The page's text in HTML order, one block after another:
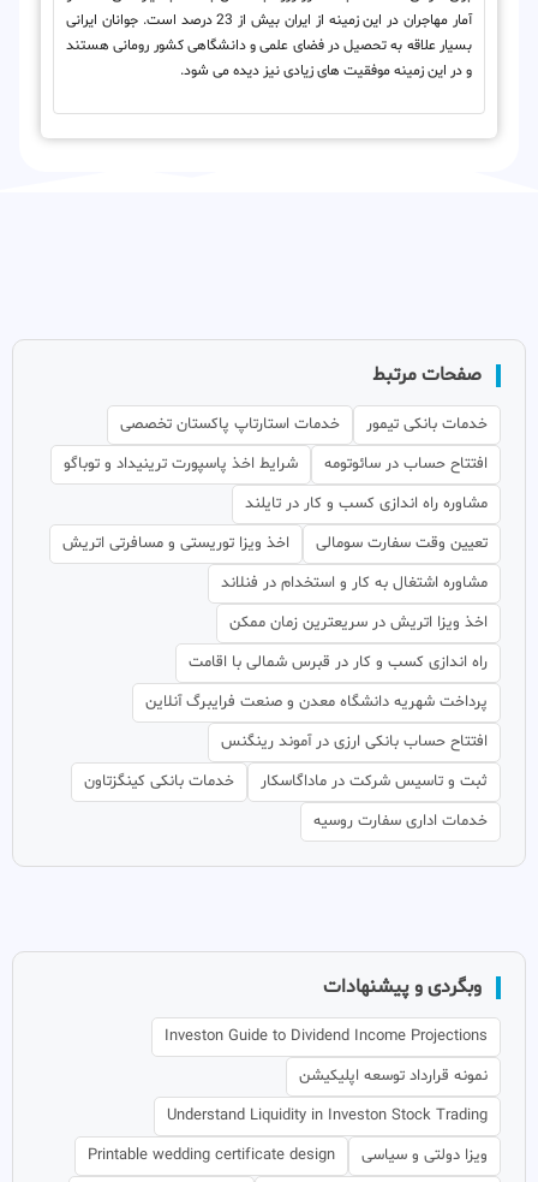
آمار مهاجران در این زمینه از ایران بیش از 23 درصد است. جوانان ایرانی
بسیار علاقه به تحصیل در فضای علمی و دانشگاهی کشور رومانی هستند
و در این زمینه موفقیت های زیادی نیز دیده می شود.
صفحات مرتبط
خدمات بانکی تیمور
خدمات استارتاپ پاکستان تخصصی
افتتاح حساب در سائوتومه
شرایط اخذ پاسپورت ترینیداد و توباگو
مشاوره راه اندازی کسب و کار در تایلند
تعیین وقت سفارت سومالی
اخذ ویزا توریستی و مسافرتی اتریش
مشاوره اشتغال به کار و استخدام در فنلاند
اخذ ویزا اتریش در سریعترین زمان ممکن
راه اندازی کسب و کار در قبرس شمالی با اقامت
پرداخت شهریه دانشگاه معدن و صنعت فرایبرگ آنلاین
افتتاح حساب بانکی ارزی در آموند رینگنس
ثبت و تاسیس شرکت در ماداگاسکار
خدمات بانکی کینگزتاون
خدمات اداری سفارت روسیه
وبگردی و پیشنهادات
Investon Guide to Dividend Income Projections
نمونه قرارداد توسعه اپلیکیشن
Understand Liquidity in Investon Stock Trading
ویزا دولتی و سیاسی
Printable wedding certificate design